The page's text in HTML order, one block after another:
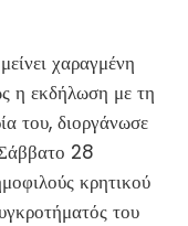
χαραγμένη
η εκδήλωση με τη
του, διοργάνωσε
28
κρητικού
του